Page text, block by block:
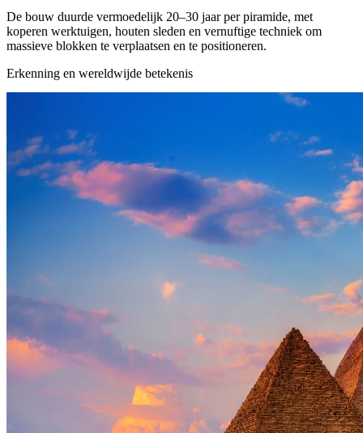
De bouw duurde vermoedelijk 20–30 jaar per piramide, met
koperen werktuigen, houten sleden en vernuftige techniek om
massieve blokken te verplaatsen en te positioneren.
Erkenning en wereldwijde betekenis